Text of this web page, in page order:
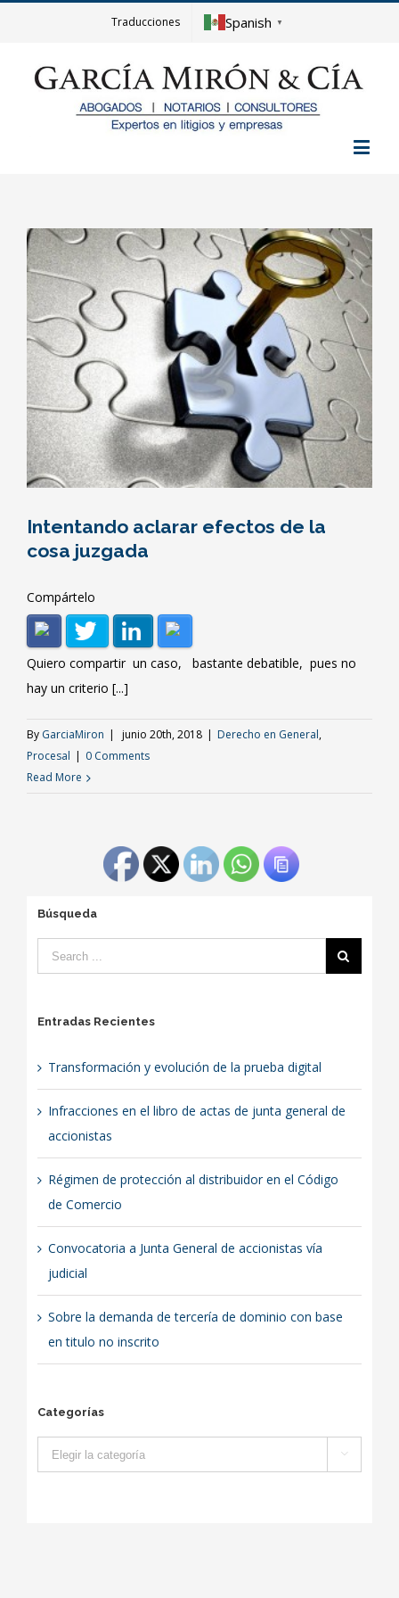
Traducciones Spanish ▼
Intentando aclarar efectos de la
cosa juzgada
Compártelo
Quiero compartir un caso, bastante debatible, pues no
hay un criterio [...]
By GarciaMiron | junio 20th, 2018 | Derecho en General,
Procesal | 0 Comments
Read More
Búsqueda
Entradas Recientes
Transformación y evolución de la prueba digital
Infracciones en el libro de actas de junta general de
accionistas
Régimen de protección al distribuidor en el Código
de Comercio
Convocatoria a Junta General de accionistas vía
judicial
Sobre la demanda de tercería de dominio con base
en titulo no inscrito
Categorías
Categorías 